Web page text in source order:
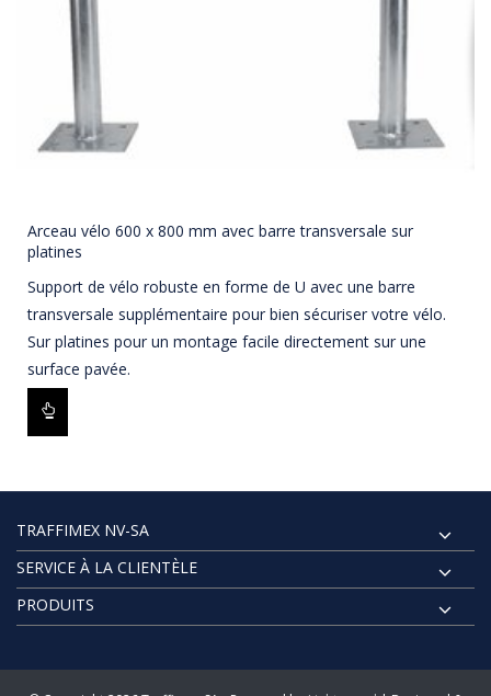
Arceau vélo 600 x 800 mm avec barre transversale sur
platines
Support de vélo robuste en forme de U avec une barre
transversale supplémentaire pour bien sécuriser votre vélo.
Sur platines pour un montage facile directement sur une
surface pavée.
TRAFFIMEX NV-SA
SERVICE À LA CLIENTÈLE
PRODUITS